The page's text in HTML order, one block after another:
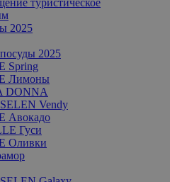
2025
2025
Spring
Лимоны
DONNA
Vendy
Авокадо
Гуси
Оливки